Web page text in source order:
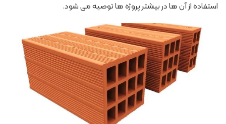
استفاده از آن ها در بیشتر پروژه ها توصیه می شود.